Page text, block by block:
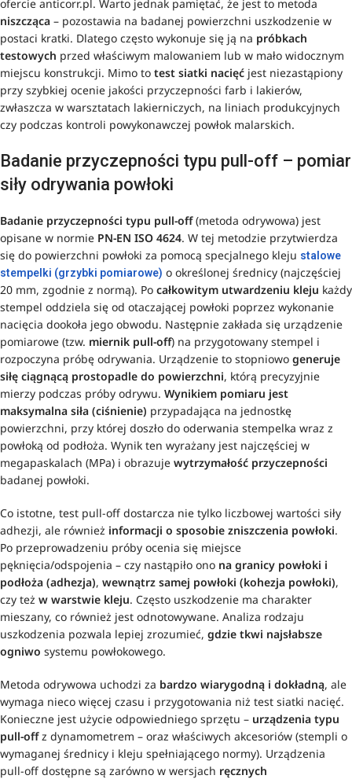
ofercie anticorr.pl. Warto jednak pamiętać, że jest to metoda
niszcząca – pozostawia na badanej powierzchni uszkodzenie w
postaci kratki. Dlatego często wykonuje się ją na próbkach
testowych przed właściwym malowaniem lub w mało widocznym
miejscu konstrukcji. Mimo to test siatki nacięć jest niezastąpiony
przy szybkiej ocenie jakości przyczepności farb i lakierów,
zwłaszcza w warsztatach lakierniczych, na liniach produkcyjnych
czy podczas kontroli powykonawczej powłok malarskich.
Badanie przyczepności typu pull-off – pomiar
siły odrywania powłoki
Badanie przyczepności typu pull-off(metoda odrywowa) jest
opisane w normie PN-EN ISO 4624. W tej metodzie przytwierdza
się do powierzchni powłoki za pomocą specjalnego kleju stalowe
stempelki (grzybki pomiarowe) o określonej średnicy (najczęściej
20 mm, zgodnie z normą). Po całkowitym utwardzeniu kleju każdy
stempel oddziela się od otaczającej powłoki poprzez wykonanie
nacięcia dookoła jego obwodu. Następnie zakłada się urządzenie
pomiarowe (tzw. miernik pull-off) na przygotowany stempel i
rozpoczyna próbę odrywania. Urządzenie to stopniowo generuje
siłę ciągnącą prostopadle do powierzchni, którą precyzyjnie
mierzy podczas próby odrywu. Wynikiem pomiaru jest
maksymalna siła (ciśnienie) przypadająca na jednostkę
powierzchni, przy której doszło do oderwania stempelka wraz z
powłoką od podłoża. Wynik ten wyrażany jest najczęściej w
megapaskalach (MPa) i obrazuje wytrzymałość przyczepności
badanej powłoki.
Co istotne, test pull-off dostarcza nie tylko liczbowej wartości siły
adhezji, ale również informacji o sposobie zniszczenia powłoki.
Po przeprowadzeniu próby ocenia się miejsce
pęknięcia/odspojenia – czy nastąpiło ono na granicy powłoki i
podłoża (adhezja), wewnątrz samej powłoki (kohezja powłoki),
czy też w warstwie kleju. Często uszkodzenie ma charakter
mieszany, co również jest odnotowywane. Analiza rodzaju
uszkodzenia pozwala lepiej zrozumieć, gdzie tkwi najsłabsze
ogniwo systemu powłokowego.
Metoda odrywowa uchodzi za bardzo wiarygodną i dokładną, ale
wymaga nieco więcej czasu i przygotowania niż test siatki nacięć.
Konieczne jest użycie odpowiedniego sprzętu – urządzenia typu
pull-offz dynamometrem – oraz właściwych akcesoriów (stempli o
wymaganej średnicy i kleju spełniającego normy). Urządzenia
pull-off dostępne są zarówno w wersjach ręcznych